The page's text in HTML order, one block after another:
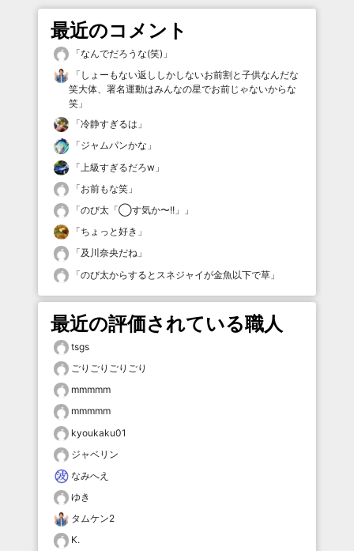
最近のコメント
「なんでだろうな(笑) 」
「 しょーもない返ししかしないお前割と子供なんだな
笑大体、署名運動はみんなの星でお前じゃないからな
笑 」
「冷静すぎるは 」
「ジャムパンかな 」
「 上級すぎるだろw 」
「お前もな笑 」
「のび太「◯す気か〜!!」
」
「ちょっと好き 」
「及川奈央だね 」
「のび太からするとスネジャイが金魚以下で草 」
最近の評価されている職人
tsgs
ごりごりごりごり
mmmmm
mmmmm
kyoukaku01
ジャベリン
なみへえ
ゆき
タムケン2
K.